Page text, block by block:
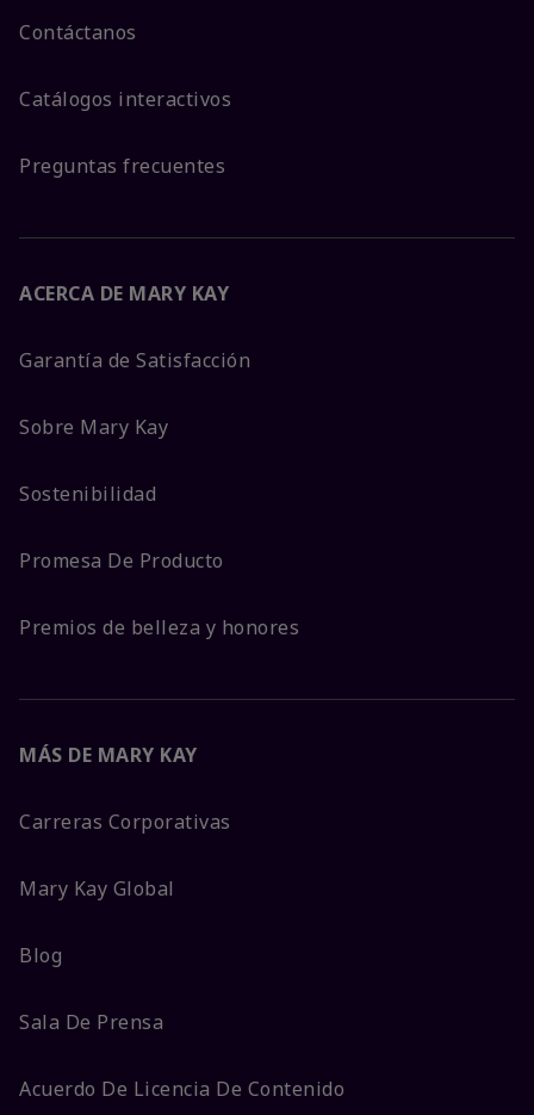
Contáctanos
Catálogos interactivos
Preguntas frecuentes
ACERCA DE MARY KAY
Garantía de Satisfacción
Sobre Mary Kay
Sostenibilidad
Promesa De Producto
Premios de belleza y honores
MÁS DE MARY KAY
Carreras Corporativas
Mary Kay Global
Blog
Sala De Prensa
Acuerdo De Licencia De Contenido